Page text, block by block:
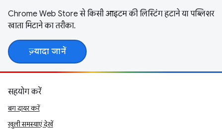
Chrome Web Store से किसी आइटम की लिस्टिंग हटाने या पब्लिशर
खाता मिटाने का तरीका.
ज़्यादा जानें
सहयोग करें
बग दायर करें
खुली समस्याएं देखें